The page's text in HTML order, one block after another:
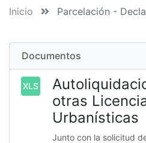
Inicio Parcelación -
Documentos
XLS
otras
Urbanísticas
Junto con la solicitud